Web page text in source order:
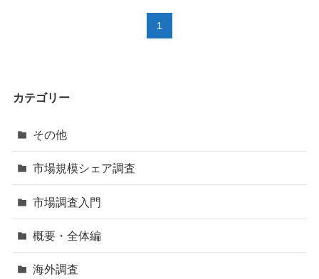
1
カテゴリー
その他
市場規模シェア調査
市場調査入門
概要・全体編
海外調査